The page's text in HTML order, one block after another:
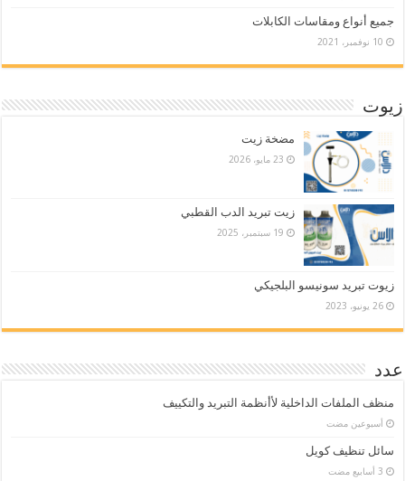
جميع أنواع ومقاسات الكابلات
10 نوفمبر، 2021
زيوت
مضخة زيت
23 مايو، 2026
زيت تبريد الدب القطبي
19 سبتمبر، 2025
زيوت تبريد سونيسو البلجيكي
26 يونيو، 2023
عدد
منظف الملفات الداخلية لأأنظمة التبريد والتكييف
‏أسبوعين مضت
سائل تنظيف كويل